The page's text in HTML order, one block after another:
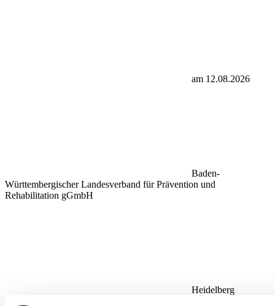
am 12.08.2026
Baden-
Württembergischer Landesverband für Prävention und
Rehabilitation gGmbH
Heidelberg